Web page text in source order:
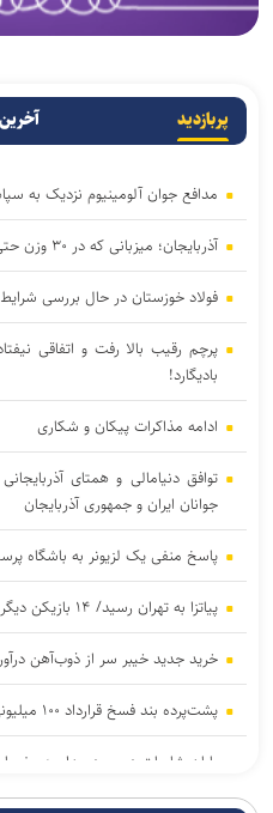
پربازدید
مدافع جوان آلومینیوم نزدیک به
آذربایجان؛ میزبانی که در ۳۰ وزن حتی یک بار هم پرچمش بالا نرفت!
فولاد خوزستان در حال بررسی شرایط
پرچم رقیب بالا رفت و اتفاقی
بادیگارد!
ادامه مذاکرات پیکان و شکاری
توافق دنیامالی و همتای
جوانان ایران و جمهوری آذربایجان
پاسخ منفی یک لزیونر به باشگاه
پیاتزا به تهران رسید/ ۱۴ بازیکن دیگر اضافه شدند
خرید جدید خیبر سر از ذوب‌آهن
پشت‌پرده بند فسخ قرارداد ۱۰۰ میلیونی استقلال و رضاییان
پایان شایعات در مورد جدایی؛